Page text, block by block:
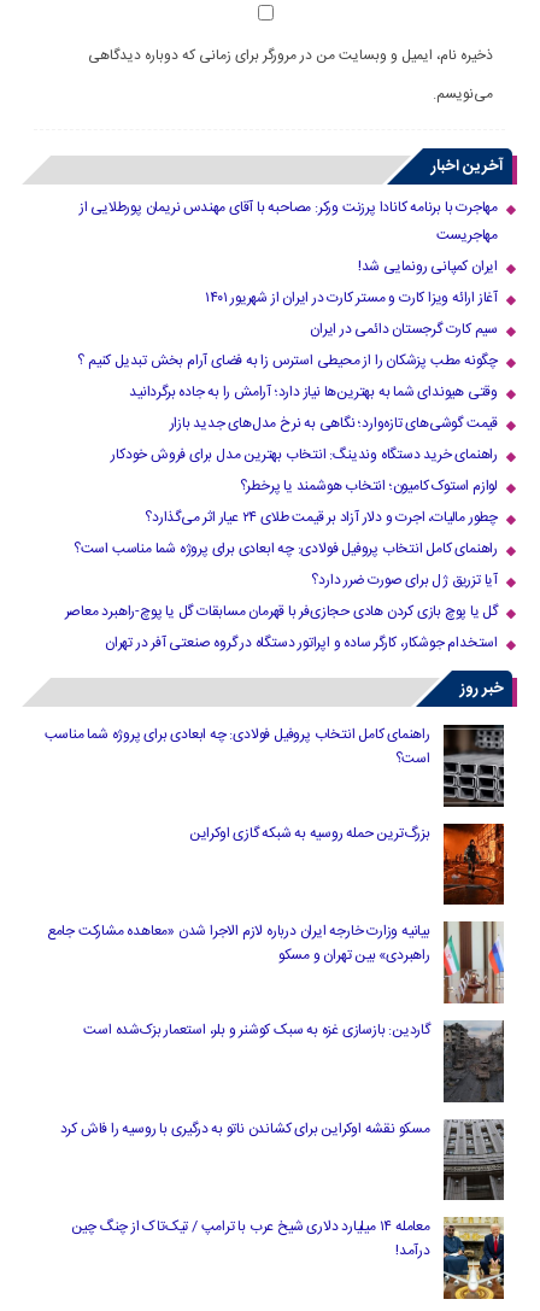
ذخیره نام، ایمیل و وبسایت من در مرورگر برای زمانی که دوباره دیدگاهی
می‌نویسم.
آخرین اخبار
مهاجرت با برنامه کانادا پرزنت ورکر: مصاحبه با آقای مهندس نریمان پورطلایی از
مهاجریست
ایران کمپانی رونمایی شد!
آغاز ارائه ویزا کارت و مستر کارت در ایران از شهریور ۱۴۰۱
سیم کارت گرجستان دائمی در ایران
چگونه مطب پزشکان را از محیطی استرس زا به فضای آرام بخش تبدیل کنیم ؟
وقتی هیوندای شما به بهترین‌ها نیاز دارد؛ آرامش را به جاده برگردانید
قیمت گوشی‌های تازه‌وارد؛ نگاهی به نرخ مدل‌های جدید بازار
راهنمای خرید دستگاه وندینگ: انتخاب بهترین مدل برای فروش خودکار
لوازم استوک کامیون؛ انتخاب هوشمند یا پرخطر؟
چطور مالیات، اجرت و دلار آزاد بر قیمت طلای ۲۴ عیار اثر می‌گذارد؟
راهنمای کامل انتخاب پروفیل فولادی: چه ابعادی برای پروژه شما مناسب است؟
آیا تزریق ژل برای صورت ضرر دارد​؟
گل یا پوچ بازی کردن هادی حجازی‌فر با قهرمان مسابقات گل یا پوچ-راهبرد معاصر
استخدام جوشکار، کارگر ساده و اپراتور دستگاه در گروه صنعتی آفر در تهران
خبر روز
راهنمای کامل انتخاب پروفیل فولادی: چه ابعادی برای پروژه شما مناسب
است؟
بزرگ‌ترین حمله روسیه به شبکه گازی اوکراین
بیانیه وزارت خارجه ایران درباره لازم‌ الاجرا شدن «معاهده مشارکت جامع
راهبردی» بین تهران و مسکو
گاردین: بازسازی غزه به سبک کوشنر و بلر، استعمار بزک‌شده است
مسکو نقشه اوکراین برای کشاندن ناتو به درگیری با روسیه را فاش کرد
معامله ۱۴ میلیارد دلاری شیخ عرب با ترامپ / تیک‌تاک از چنگ چین
درآمد!